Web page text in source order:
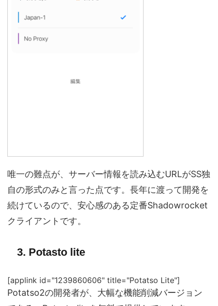
唯一の難点が、サーバー情報を読み込むURLがSS独
自の形式のみと言った点です。長年に渡って開発を
続けているので、安心感のある定番Shadowrocket
クライアントです。
3. Potasto lite
[applink id="1239860606" title="Potatso Lite"]
Potatso2の開発者が、大幅な機能削減バージョン